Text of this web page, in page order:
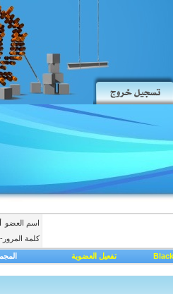
اسم العضو
كلمة المرور-
تفعيل العضوية